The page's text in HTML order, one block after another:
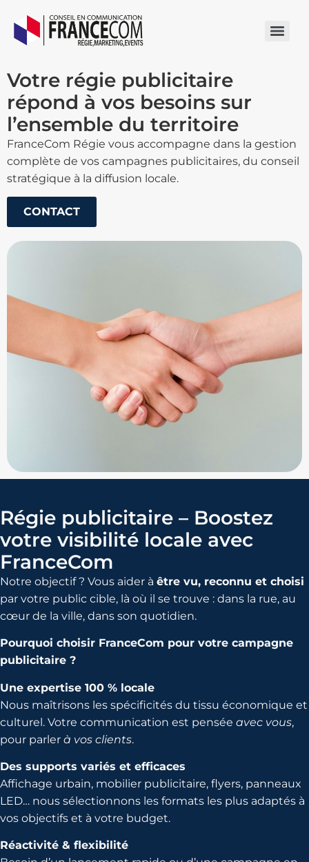
Votre régie publicitaire
répond à vos besoins sur
l’ensemble du territoire
FranceCom Régie vous accompagne dans la gestion
complète de vos campagnes publicitaires, du conseil
stratégique à la diffusion locale.​
CONTACT
Régie publicitaire – Boostez
votre visibilité locale avec
FranceCom
Notre objectif ? Vous aider à être vu, reconnu et choisi
par votre public cible, là où il se trouve : dans la rue, au
cœur de la ville, dans son quotidien.
Pourquoi choisir FranceCom pour votre campagne
publicitaire ?
Une expertise 100 % locale
Nous maîtrisons les spécificités du tissu économique et
culturel. Votre communication est pensée avec vous,
pour parler à vos clients.
Des supports variés et efficaces
Affichage urbain, mobilier publicitaire, flyers, panneaux
LED… nous sélectionnons les formats les plus adaptés à
vos objectifs et à votre budget.
Réactivité & flexibilité